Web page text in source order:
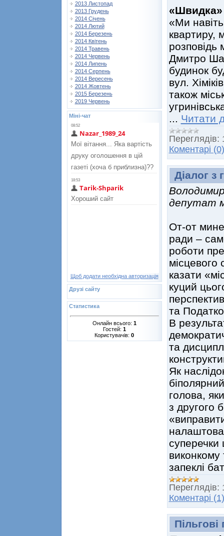
2013 Листопад
2013 Грудень
2014 Січень
2014 Лютий
2014 Березень
2014 Квітень
2014 Травень
2014 Червень
2014 Липень
2014 Серпень
2014 Вересень
2014 Жовтень
2015 Березень
2019 Червень
Міні-чат
Щоб додати необхідна авторизація
Друзі сайту
Статистика
Онлайн всього: 1
Гостей: 1
Користувачів: 0
«Швидка»
«Ми
квартиру,
розповідь
Дмитро
будинок
вул.
також
... Читати
Переглядів:
Коментарі (0)
Діалог з
депутат
От-от мине
ради –
роботи
казати
куций
та
В
та
Як
голова,
з другого
суперечки
виконкому
запеклі
Переглядів:
Коментарі (1)